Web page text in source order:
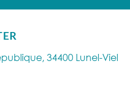
34400 Lunel-Viel